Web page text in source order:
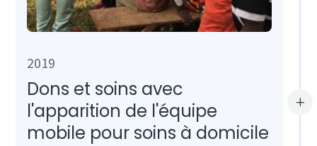
L
2019
Dons et soins avec
l'apparition de l'équipe
mobile pour soins à domicile